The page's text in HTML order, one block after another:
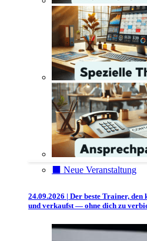
⬛️ Neue Veranstaltung
24.09.2026 | Der beste Trainer,
und verkaufst — ohne dich zu